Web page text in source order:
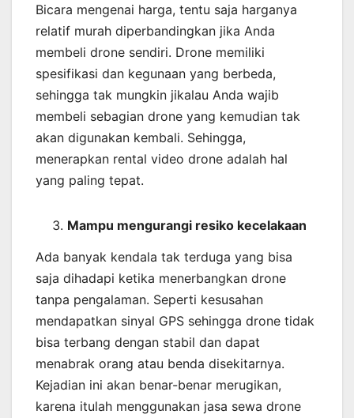
Bicara mengenai harga, tentu saja harganya
relatif murah diperbandingkan jika Anda
membeli drone sendiri. Drone memiliki
spesifikasi dan kegunaan yang berbeda,
sehingga tak mungkin jikalau Anda wajib
membeli sebagian drone yang kemudian tak
akan digunakan kembali. Sehingga,
menerapkan rental video drone adalah hal
yang paling tepat.
Mampu mengurangi resiko kecelakaan
Ada banyak kendala tak terduga yang bisa
saja dihadapi ketika menerbangkan drone
tanpa pengalaman. Seperti kesusahan
mendapatkan sinyal GPS sehingga drone tidak
bisa terbang dengan stabil dan dapat
menabrak orang atau benda disekitarnya.
Kejadian ini akan benar-benar merugikan,
karena itulah menggunakan jasa sewa drone